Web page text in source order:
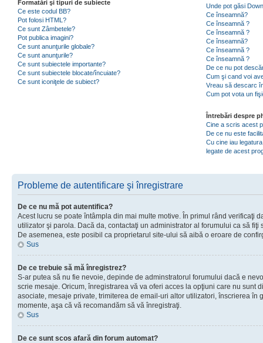
Formatări şi tipuri de subiecte
Ce este codul BB?
Pot folosi HTML?
Ce sunt Zâmbetele?
Pot publica imagini?
Ce sunt anunţurile globale?
Ce sunt anunţurile?
Ce sunt subiectele importante?
Ce sunt subiectele blocate/încuiate?
Ce sunt iconiţele de subiect?
Unde pot găsi
Ce înseamnă?
Ce înseamnă ?
Ce înseamnă ?
Ce înseamnă?
Ce înseamnă ?
Ce înseamnă ?
De ce nu pot
Cum şi cand voi
Vreau să descarc
Cum pot vota un
Întrebări despre
Cine a scris acest
De ce nu este
Cu cine iau
legate de acest
Probleme de autentificare şi înregistrare
De ce nu mă pot autentifica?
Acest lucru se poate întâmpla din mai multe motive. În primul rând verificaţi
utilizator şi parola. Dacă da, contactaţi un administrator al forumului ca să fiţi
De asemenea, este posibil ca proprietarul site-ului să aibă o eroare de
Sus
De ce trebuie să mă înregistrez?
S-ar putea să nu fie nevoie, depinde de adminstratorul forumului dacă e
scrie mesaje. Oricum, înregistrarea vă va oferi acces la opţiuni care nu sunt
asociate, mesaje private, trimiterea de email-uri altor utilizatori, înscrierea în
momente, aşa că vă recomandăm să vă înregistraţi.
Sus
De ce sunt scos afară din forum automat?